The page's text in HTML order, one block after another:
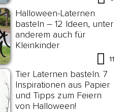
Halloween-Laternen
basteln – 12 Ideen, unter
anderem auch für
Kleinkinder
11
Tier Laternen basteln. 7
Inspirationen aus Papier
und Tipps zum Feiern
von Halloween!